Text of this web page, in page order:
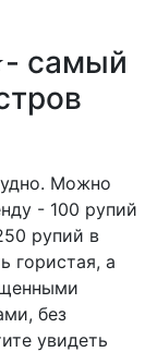
самый
Можно
- 100 рупий
рупий в
гористая, а
без
увидеть